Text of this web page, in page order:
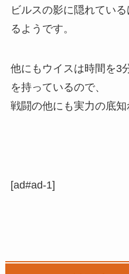
ビルスの影に隠れてい
るようです。
他にもウイスは時間を3
を持っているので、
戦闘の他にも実力の底知
[ad#ad-1]